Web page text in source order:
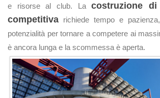
e risorse al club. Lacostruzione
competitiva richiede tempo e
potenzialità per tornare a competere ai
è ancora lunga e la scommessa è aperta.